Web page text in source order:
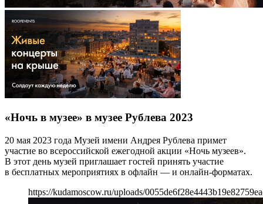
«Ночь в музее» в музее Рублева 2023
20 мая 2023 года Музей имени Андрея Рублева примет
участие во всероссийской ежегодной акции «Ночь музеев».
В этот день музей приглашает гостей принять участие
в бесплатных мероприятиях в офлайн — и онлайн-форматах.
https://kudamoscow.ru/uploads/